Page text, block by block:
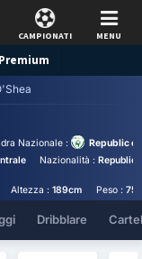
CAMPIONATI MENU
Premium
Nazionale :
Republic of
Nazionalità :Republic
Altezza :189cm Peso :
Dribblare